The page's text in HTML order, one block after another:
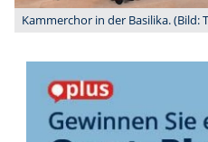
Kammerchor in der Basilika. (Bild: